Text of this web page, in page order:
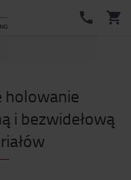
holowanie
i bezwidełową